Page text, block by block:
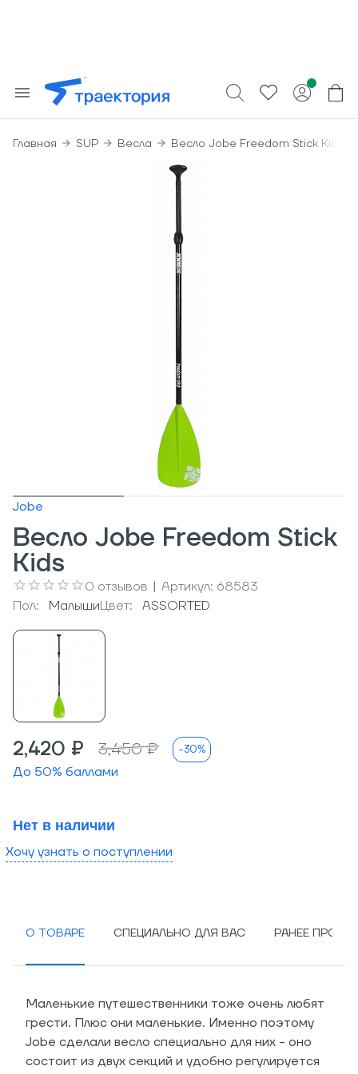
Главная SUP Весла Весло Jobe Freedom Stick Kids
Jobe
Весло Jobe Freedom Stick
Kids
0 отзывов | Артикул: 68583
Пол:
МалышиЦвет: ASSORTED
2,420 ₽ 3,450 ₽ -30%
До 50% баллами
Нет в наличии
Хочу узнать о поступлении
О ТОВАРЕ СПЕЦИАЛЬНО ДЛЯ ВАС РАНЕЕ
Маленькие путешественники тоже очень любят
грести. Плюс они маленькие. Именно поэтому
Jobe сделали весло специально для них - оно
состоит из двух секций и удобно регулируется